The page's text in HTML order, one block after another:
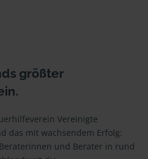
größter
Vereinigte
das mit wachsendem Erfolg:
und Berater in rund